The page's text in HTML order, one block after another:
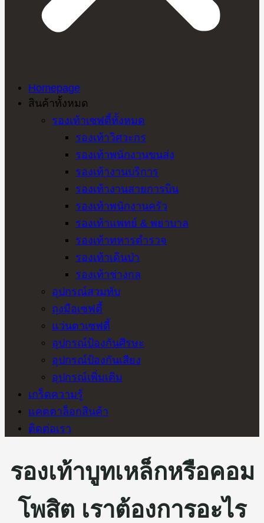
Homepage
สินค้าทั้งหมด
รองเท้าเซฟตี้ทั้งหมด
รองเท้าวิศวะกร
รองเท้าพนักงานขนส่ง
รองเท้างานบริการ
รองเท้างานสายการบิน
รองเท้าพนักงานครัว
รองเท้าแพทย์ & พยาบาล
รองเท้าทหารตำรวจ
รองเท้าเดินป่า
รองเท้าช่างกล
อุปกรณ์สวมทับ
ถุงมือเซฟตี้
แว่นตาเซฟตี้
อุปกรณ์ป้องกันศีรษะ
อุปกรณ์ป้องกันเสียง
อุปกรณ์เพิ่มเติม
เกร็ดความรู้
แคตตาล็อกสินค้า
ติดต่อเรา
รองเท้าบูทเหล็กหรือคอม
โพสิต เราต้องการอะไร